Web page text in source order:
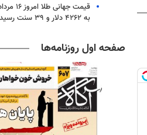
قیمت
به ۴۲۶۲ دلار و ۳۹ سنت رسید
صفحه اول روزنامه‌ها